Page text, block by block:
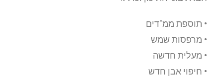
• תוספת ממ"דים
• מרפסות שמש
• מעלית חדשה
• חיפוי אבן חדש